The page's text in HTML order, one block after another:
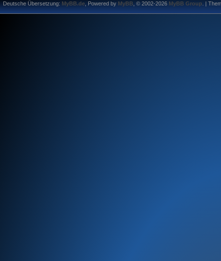
Deutsche Übersetzung: MyBB.de , Powered by MyBB , © 2002-2026 MyBB Group |